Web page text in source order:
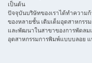
เป็นต้น
ปัจจุบันบริษัทของเราได้ทําความก้
ของหลายชั้น เติมเต็มอุตสาหกรร
และพัฒนาในสาขาของการพัดลม
อุตสาหกรรมการพิมพ์แบบบลอย